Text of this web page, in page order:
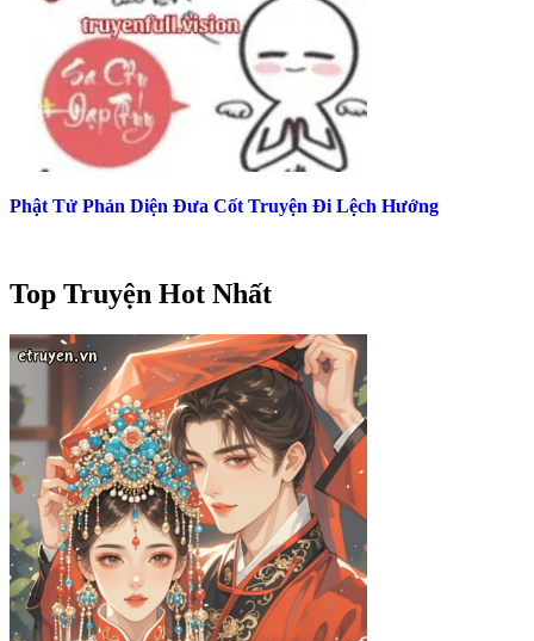
Phật Tử Phản Diện Đưa Cốt Truyện Đi Lệch Hướng
Top Truyện Hot Nhất